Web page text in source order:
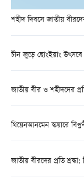
শহীদ দিবসে জাতীয়
চীন জুড়ে ছোংইয়াং উৎসবে
জাতীয় বীর ও শহীদদের
থিয়েনআনমেন স্কয়ারে
জাতীয় বীরদের প্রতি